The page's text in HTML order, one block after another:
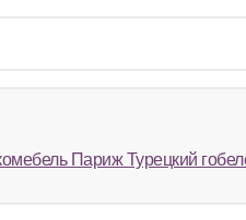
Париж Турецкий